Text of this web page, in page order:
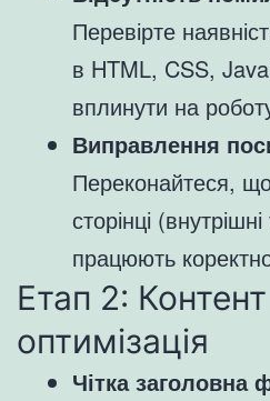
Перевірте
в HTML, CSS,
вплинути на
Виправлення
Переконайтеся,
сторінці
працюють
Етап 2:
оптимізація
Чітка заголовна